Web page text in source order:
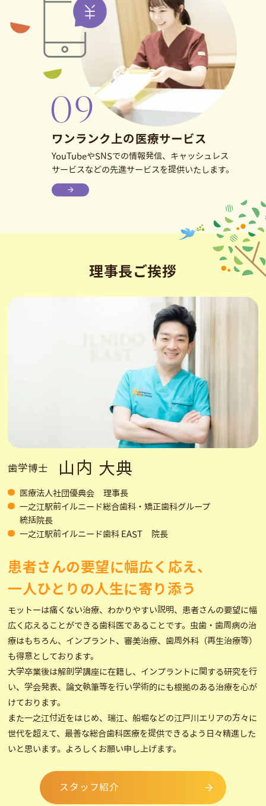
ワンランク上の 医療サービス
YouTubeやSNSでの情報発信、キャッシュレス
サービスなどの先進サービスを提供いたします。
理事長ご挨拶
歯学博士 山内 大典
医療法人社団優典会 理事長
一之江駅前イルニード総合歯科・矯正歯科グループ
統括院長
一之江駅前イルニード歯科 EAST 院長
患者さんの要望に幅広く応え、
一人ひとりの人生に寄り添う
モットーは痛くない治療、わかりやすい説明、患者さんの要望に幅
広く応えることができる歯科医であることです。虫歯・歯周病の治
療はもちろん、インプラント、審美治療、歯周外科（再生治療等）
も得意としております。
大学卒業後は解剖学講座に在籍し、インプラントに関する研究を行
い、学会発表、論文執筆等を行い学術的にも根拠のある治療を心が
けております。
また一之江付近をはじめ、瑞江、船堀などの江戸川エリアの方々に
世代を超えて、最善な総合歯科医療を提供できるよう日々精進した
いと思います。よろしくお願い申し上げます。
スタッフ紹介